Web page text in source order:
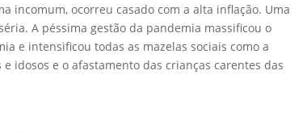
incomum, ocorreu casado com a alta inflação. Uma
A péssima gestão da pandemia massificou o
e intensificou todas as mazelas sociais como a
idosos e o afastamento das crianças carentes das